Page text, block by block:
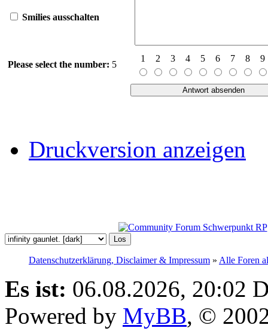
Smilies ausschalten
Please select the number: 5
1 2 3 4 5 6 7 8 9
Druckversion anzeigen
Datenschutzerklärung, Disclaimer & Impressum » Alle Foren
Es ist: 06.08.2026, 20:02
Powered by MyBB, ©